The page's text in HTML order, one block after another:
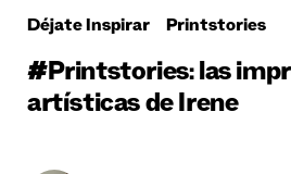
Déjate Inspirar Printstories
#Printstories: las
artísticas de Irene